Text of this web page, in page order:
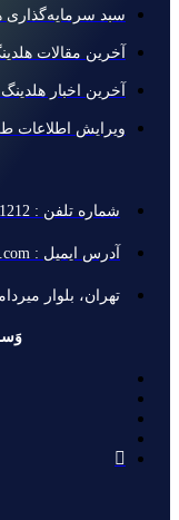
سبد سرمایه‌گذاری
آخرین مقالات
آخرین اخبار هلدینگ
ویرایش اطلاعات
شماره تلفن : 82891212 021 الی 18
آدرس ایمیل : info@vastraholding.com
تهران، بلوار میرداماد،